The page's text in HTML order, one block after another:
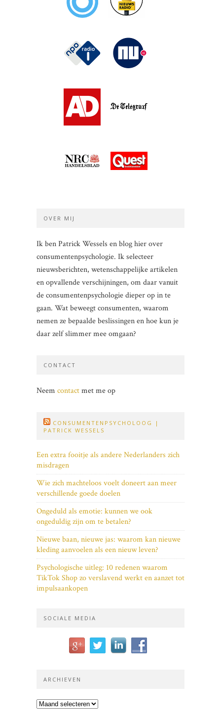
OVER MIJ
Ik ben Patrick Wessels en blog hier over
consumentenpsychologie. Ik selecteer
nieuwsberichten, wetenschappelijke artikelen
en opvallende verschijningen, om daar vanuit
de consumentenpsychologie dieper op in te
gaan. Wat beweegt consumenten, waarom
nemen ze bepaalde beslissingen en hoe kun je
daar zelf slimmer mee omgaan?
CONTACT
Neem contactmet me op
CONSUMENTENPSYCHOLOOG |
PATRICK WESSELS
Een extra fooitje als andere Nederlanders zich
misdragen
Wie zich machteloos voelt doneert aan meer
verschillende goede doelen
Ongeduld als emotie: kunnen we ook
ongeduldig zijn om te betalen?
Nieuwe baan, nieuwe jas: waarom kan nieuwe
kleding aanvoelen als een nieuw leven?
Psychologische uitleg: 10 redenen waarom
TikTok Shop zo verslavend werkt en aanzet tot
impulsaankopen
SOCIALE MEDIA
ARCHIEVEN
Archieven